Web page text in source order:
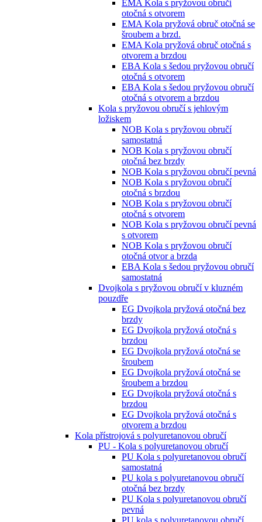
EMA Kola s pryžovou obručí
otočná s otvorem
EMA Kola pryžová obruč otočná se
šroubem a brzd.
EMA Kola pryžová obruč otočná s
otvorem a brzdou
EBA Kola s šedou pryžovou obručí
otočná s otvorem
EBA Kola s šedou pryžovou obručí
otočná s otvorem a brzdou
Kola s pryžovou obručí s jehlovým
ložiskem
NOB Kola s pryžovou obručí
samostatná
NOB Kola s pryžovou obručí
otočná bez brzdy
NOB Kola s pryžovou obručí pevná
NOB Kola s pryžovou obručí
otočná s brzdou
NOB Kola s pryžovou obručí
otočná s otvorem
NOB Kola s pryžovou obručí pevná
s otvorem
NOB Kola s pryžovou obručí
otočná otvor a brzda
EBA Kola s šedou pryžovou obručí
samostatná
Dvojkola s pryžovou obručí v kluzném
pouzdře
EG Dvojkola pryžová otočná bez
brzdy
EG Dvojkola pryžová otočná s
brzdou
EG Dvojkola pryžová otočná se
šroubem
EG Dvojkola pryžová otočná se
šroubem a brzdou
EG Dvojkola pryžová otočná s
brzdou
EG Dvojkola pryžová otočná s
otvorem a brzdou
Kola přístrojová s polyuretanovou obručí
PU - Kola s polyuretanovou obručí
PU Kola s polyuretanovou obručí
samostatná
PU kola s polyuretanovou obručí
otočná bez brzdy
PU Kola s polyuretanovou obručí
pevná
PU kola s polyuretanovou obručí